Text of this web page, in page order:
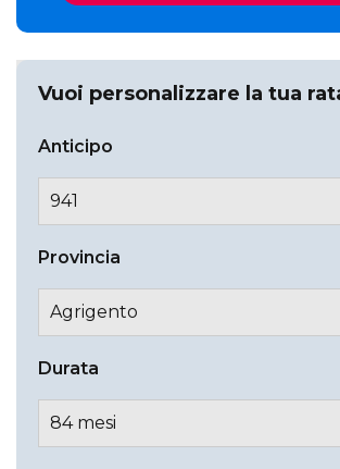
Vuoi personalizzare la tua
Anticipo
Provincia
Durata